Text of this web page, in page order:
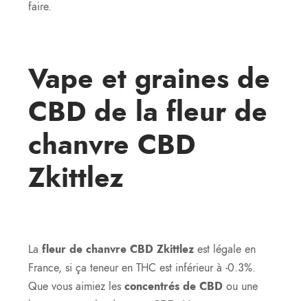
faire.
Vape et graines de
CBD de la fleur de
chanvre CBD
Zkittlez
La fleur de chanvre CBD Zkittlez est légale en
France, si ça teneur en THC est inférieur à -0.3%.
Que vous aimiez les concentrés de CBD ou une